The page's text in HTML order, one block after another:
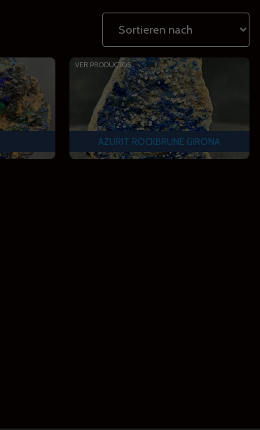
VER PRODUCTOS
AZURIT ROCKBRUNE GIRONA